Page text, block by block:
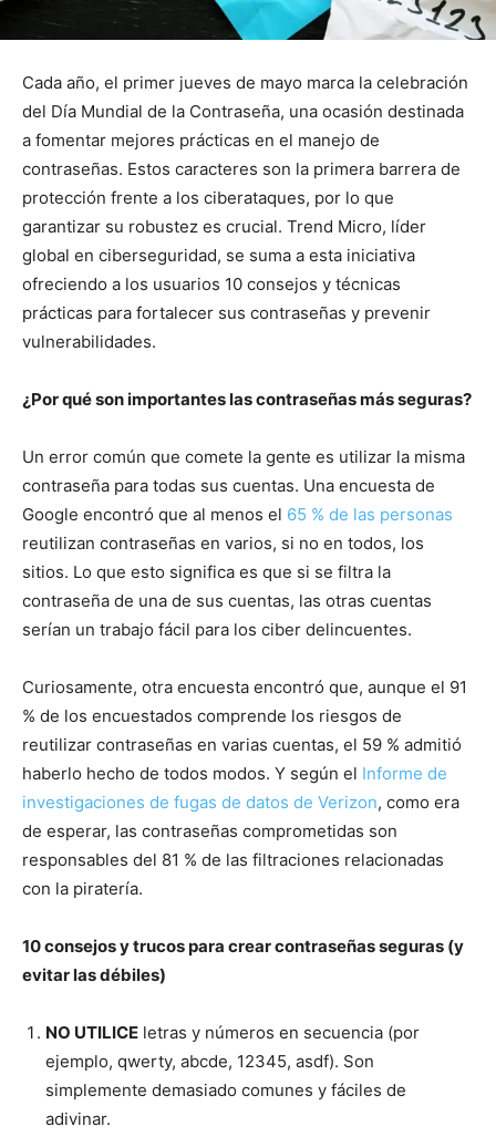
Cada año, el primer jueves de mayo marca la celebración
del Día Mundial de la Contraseña, una ocasión destinada
a fomentar mejores prácticas en el manejo de
contraseñas. Estos caracteres son la primera barrera de
protección frente a los ciberataques, por lo que
garantizar su robustez es crucial. Trend Micro, líder
global en ciberseguridad, se suma a esta iniciativa
ofreciendo a los usuarios 10 consejos y técnicas
prácticas para fortalecer sus contraseñas y prevenir
vulnerabilidades.
¿Por qué son importantes las contraseñas más seguras?
Un error común que comete la gente es utilizar la misma
contraseña para todas sus cuentas. Una encuesta de
Google encontró que al menos el 65 % de las personas
reutilizan contraseñas en varios, si no en todos, los
sitios. Lo que esto significa es que si se filtra la
contraseña de una de sus cuentas, las otras cuentas
serían un trabajo fácil para los ciber delincuentes.
Curiosamente, otra encuesta encontró que, aunque el 91
% de los encuestados comprende los riesgos de
reutilizar contraseñas en varias cuentas, el 59 % admitió
haberlo hecho de todos modos. Y según el Informe de
investigaciones de fugas de datos de Verizon, como era
de esperar, las contraseñas comprometidas son
responsables del 81 % de las filtraciones relacionadas
con la piratería.
10 consejos y trucos para crear contraseñas seguras (y
evitar las débiles)
NO UTILICE letras y números en secuencia (por
ejemplo, qwerty, abcde, 12345, asdf). Son
simplemente demasiado comunes y fáciles de
adivinar.